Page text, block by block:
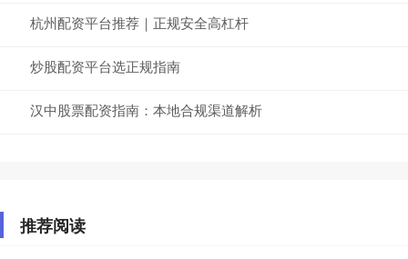
杭州配资平台推荐｜正规安全高杠杆
炒股配资平台选正规指南
汉中股票配资指南：本地合规渠道解析
推荐阅读